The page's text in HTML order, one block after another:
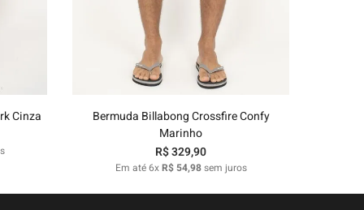
Cinza
42 44
Adicionar ao carrinho
Bermuda Billabong Crossfire Confy
Marinho
R$329,90
Em até6xR$ 54,98sem juros